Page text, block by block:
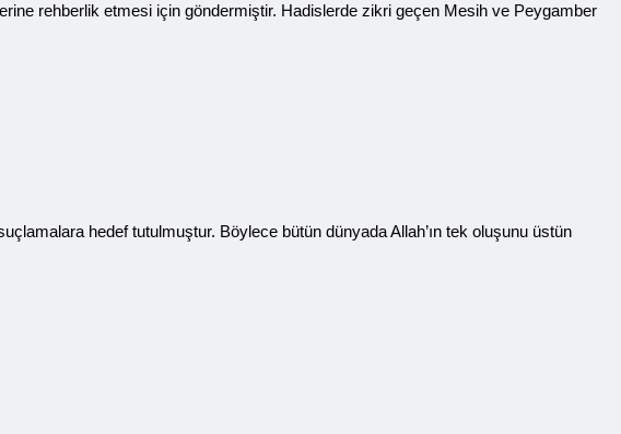
rehberlik etmesi için göndermiştir. Hadislerde zikri geçen Mesih ve Peygamber
hedef tutulmuştur. Böylece bütün dünyada Allah’ın tek oluşunu üstün